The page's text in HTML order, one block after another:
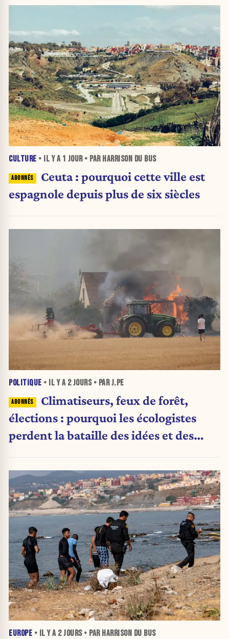
CULTURE • IL Y A 1 JOUR• PAR HARRISON DU BUS
Ceuta : pourquoi cette ville est
espagnole depuis plus de six siècles
POLITIQUE • IL Y A 2 JOURS• PAR J.PE
Climatiseurs, feux de forêt,
élections : pourquoi les écologistes
perdent la bataille des idées et des
EUROPE • IL Y A 2 JOURS• PAR HARRISON DU BUS